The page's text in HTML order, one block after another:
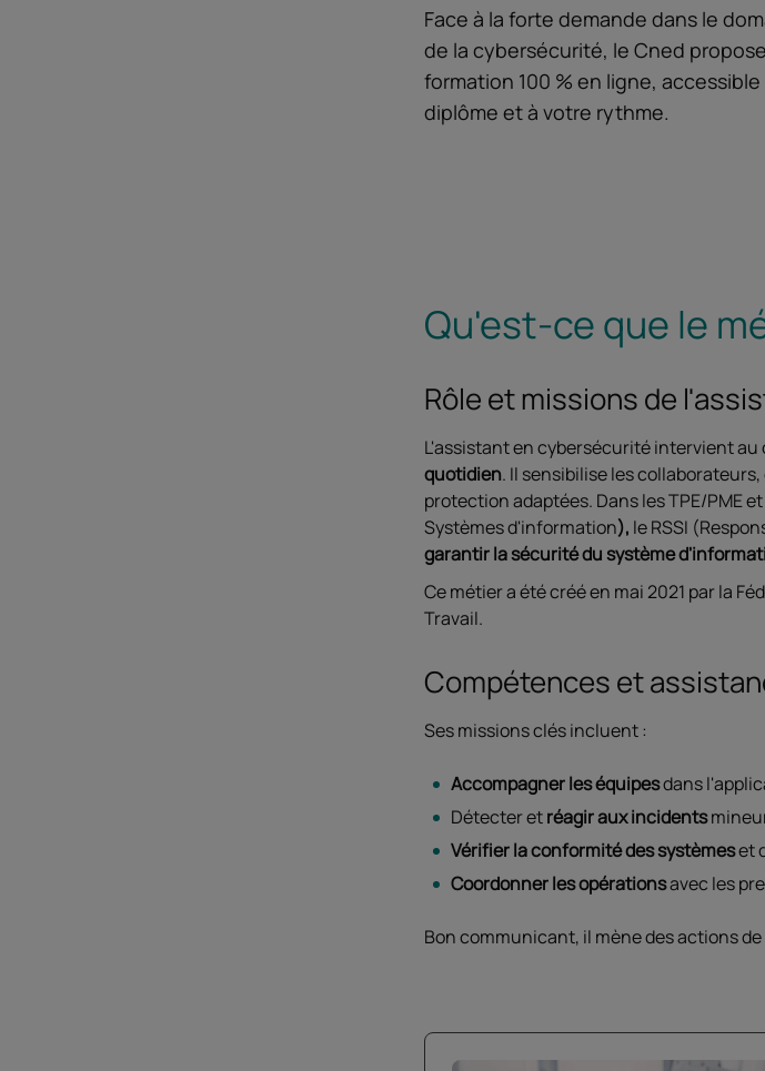
Face à la forte demande dans le
de la cybersécurité, le Cned
formation 100 % en ligne, accessible
diplôme et à votre rythme.
Qu'est-ce que le
Rôle et missions de
L'assistant en cybersécurité intervient
quotidien. Il sensibilise les
protection adaptées. Dans les TPE/PME
Systèmes d'information), le RSSI
garantir la sécurité du système
Ce métier a été créé en mai 2021 par la
Travail.
Compétences et
Ses missions clés incluent :
Accompagner les équipesdans
Détecter etréagir aux incidents
Vérifier la conformité des systèmeset
Coordonner les opérationsavec les
Bon communicant, il mène des actions